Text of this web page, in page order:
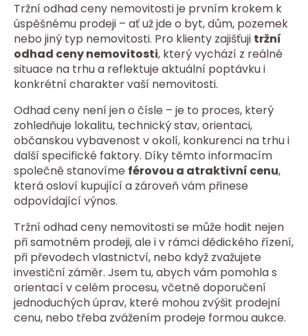
Tržní odhad ceny nemovitosti je prvním krokem k
úspěšnému prodeji – ať už jde o byt, dům, pozemek
nebo jiný typ nemovitosti. Pro klienty zajišťuji tržní
odhad ceny nemovitosti, který vychází z reálné
situace na trhu a reflektuje aktuální poptávku i
konkrétní charakter vaší nemovitosti.
Odhad ceny není jen o čísle – je to proces, který
zohledňuje lokalitu, technický stav, orientaci,
občanskou vybavenost v okolí, konkurenci na trhu i
další specifické faktory. Díky těmto informacím
společně stanovíme férovou a atraktivní cenu,
která osloví kupující a zároveň vám přinese
odpovídající výnos.
Tržní odhad ceny nemovitosti se může hodit nejen
při samotném prodeji, ale i v rámci dědického řízení,
při převodech vlastnictví, nebo když zvažujete
investiční záměr. Jsem tu, abych vám pomohla s
orientací v celém procesu, včetně doporučení
jednoduchých úprav, které mohou zvýšit prodejní
cenu, nebo třeba zvážením prodeje formou aukce.